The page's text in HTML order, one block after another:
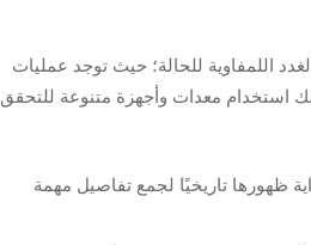
اللمفاوية للحالة؛ حيث توجد عمليات
استخدام معدات وأجهزة متنوعة للتحقق
ظهورها تاريخيًا لجمع تفاصيل مهمة